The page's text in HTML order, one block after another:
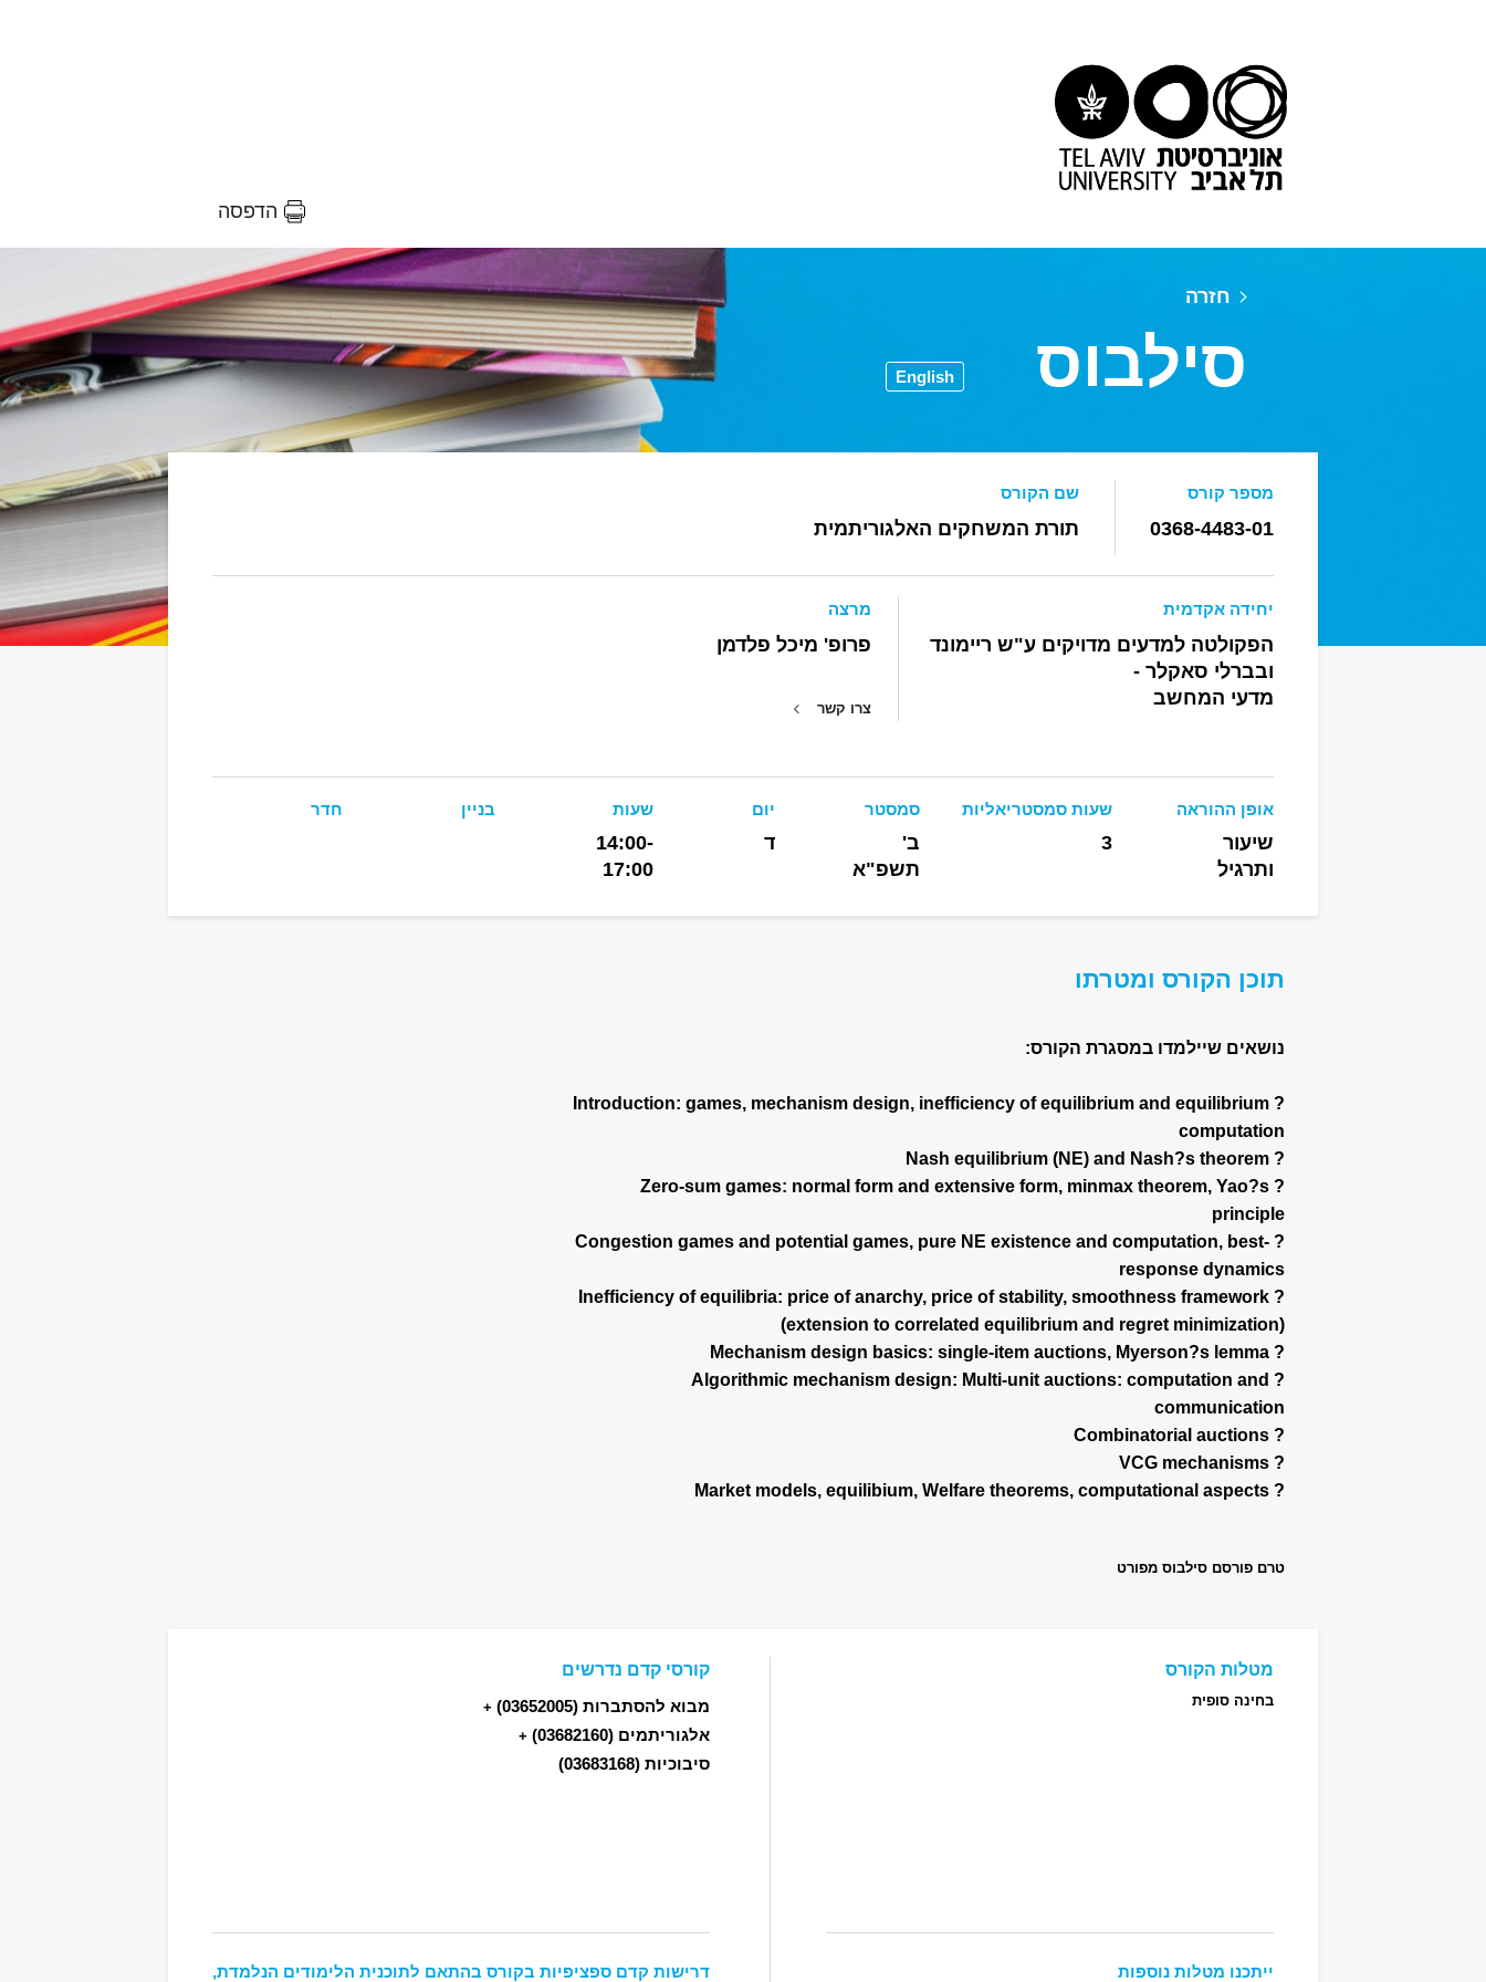
הדפסה
חזרה
סילבוס English
מספר קורס
0368-4483-01
שם הקורס
תורת המשחקים האלגוריתמית
יחידה אקדמית
הפקולטה למדעים מדויקים ע"ש ריימונד
ובברלי סאקלר -
מדעי המחשב
מרצה
פרופ' מיכל פלדמן
צרו קשר
אופן ההוראה
שיעור
ותרגיל
שעות סמסטריאליות
3
סמסטר
ב'
תשפ"א
יום
ד
שעות
14:00-
17:00
בניין חדר
תוכן הקורס ומטרתו
נושאים שיילמדו במסגרת הקורס:
? Introduction: games, mechanism design, inefficiency of equilibrium and equilibrium
computation
? Nash equilibrium (NE) and Nash?s theorem
? Zero-sum games: normal form and extensive form, minmax theorem, Yao?s
principle
? Congestion games and potential games, pure NE existence and computation, best-
response dynamics
? Inefficiency of equilibria: price of anarchy, price of stability, smoothness framework
(extension to correlated equilibrium and regret minimization)
? Mechanism design basics: single-item auctions, Myerson?s lemma
? Algorithmic mechanism design: Multi-unit auctions: computation and
communication
? Combinatorial auctions
? VCG mechanisms
? Market models, equilibium, Welfare theorems, computational aspects
טרם פורסם סילבוס מפורט
מטלות הקורס
בחינה סופית
ייתכנו מטלות נוספות
קורסי קדם נדרשים
מבוא להסתברות (03652005)
+
אלגוריתמים (03682160)
+
סיבוכיות (03683168)
דרישות קדם ספציפיות בקורס בהתאם לתוכנית הלימודים הנלמדת,